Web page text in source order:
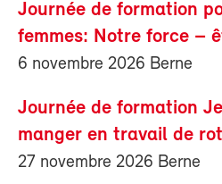
Journée de formation
femmes: Notre force –
6 novembre 2026 Berne
Journée de formation
manger en travail de
27 novembre 2026 Berne